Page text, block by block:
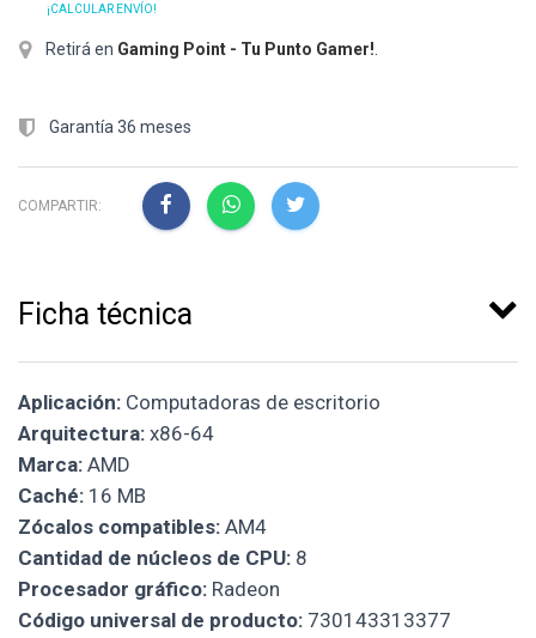
¡CALCULAR ENVÍO!
Retirá en Gaming Point - Tu Punto Gamer!
Garantía 36 meses
COMPARTIR:
Ficha técnica
Aplicación: Computadoras de escritorio
Arquitectura: x86-64
Marca: AMD
Caché: 16 MB
Zócalos compatibles: AM4
Cantidad de núcleos de CPU: 8
Procesador gráfico: Radeon
Código universal de producto: 730143313377